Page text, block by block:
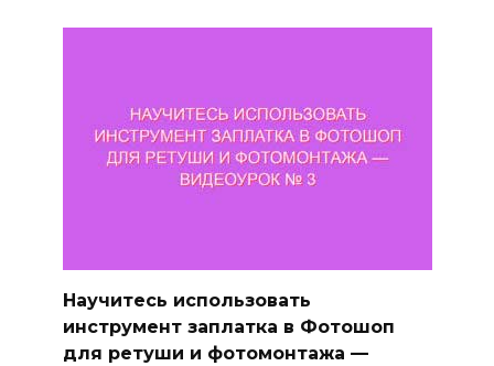
Научитесь использовать
инструмент заплатка в Фотошоп
для ретуши и фотомонтажа —